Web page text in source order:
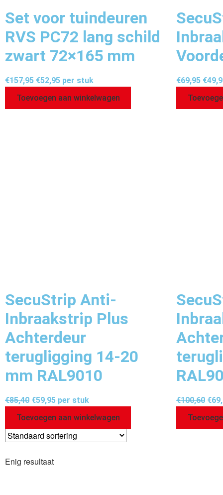
Set voor tuindeuren
RVS PC72 lang schild
zwart 72×165 mm
€157,95 €52,95 per stuk
Toevoegen aan winkelwagen
€69,95 €
SecuStrip Anti-
Inbraakstrip Plus
Achterdeur
terugligging 14-20
mm RAL9010
€85,40 €59,95 per stuk
Toevoegen aan winkelwagen
€100,60 €
Enig resultaat